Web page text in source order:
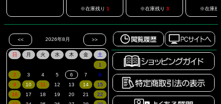
※在庫残り 1 ※在庫残り 3 ※在庫残